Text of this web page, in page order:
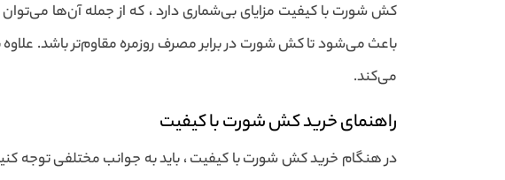
کش شورت با کیفیت مزایای بی‌شماری دارد ، که از جمله آن‌ها می‌توان
باعث می‌شود تا کش شورت در برابر مصرف روزمره مقاوم‌تر باشد.
می‌کند.
راهنمای خرید کش شورت با کیفیت